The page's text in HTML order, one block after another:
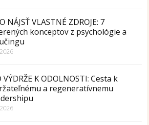
NÁJSŤ VLASTNÉ ZDROJE: 7
konceptov z psychológie a
VÝDRŽE K ODOLNOSTI: Cesta k
a regeneratívnemu